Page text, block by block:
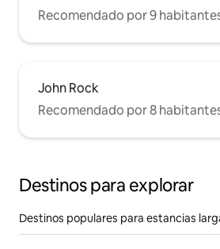
Recomendado por 9
John Rock
Recomendado por 8
Destinos para explorar
Destinos populares para estancias